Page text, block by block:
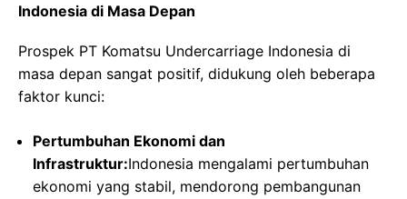
Indonesia di Masa Depan
Prospek PT Komatsu Undercarriage Indonesia di
masa depan sangat positif, didukung oleh beberapa
faktor kunci:
Pertumbuhan Ekonomi dan
Infrastruktur:Indonesia mengalami pertumbuhan
ekonomi yang stabil, mendorong pembangunan